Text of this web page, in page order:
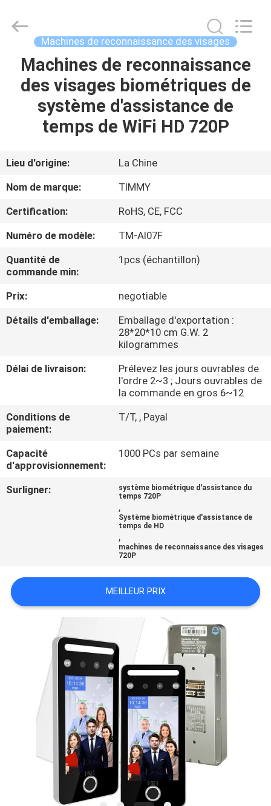
MAISON
PRODUITS
SUJET
DE
NOUS
VISITE
D'USINE
CONTRÔLE
DE
NOUVELLES
PRIVACY
Timmy
Technology
Reserved.
Machines de reconnaissance des visages
Machines de reconnaissance
des visages biométriques de
système d'assistance de
temps de WiFi HD 720P
Lieu d'origine:
La Chine
Nom de marque:
TIMMY
Certification:
RoHS, CE, FCC
Numéro de modèle:
TM-AI07F
Quantité de
commande min:
1pcs (échantillon)
Prix:
negotiable
Détails d'emballage:
Emballage d'exportation :
28*20*10 cm G.W. 2
kilogrammes
Délai de livraison:
Prélevez les jours ouvrables de
l'ordre 2~3 ; Jours ouvrables de
la commande en gros 6~12
Conditions de
paiement:
T/T, , Payal
Capacité
d'approvisionnement:
1000 PCs par semaine
Surligner:
système biométrique d'assistance du
temps 720P
,
Système biométrique d'assistance de
temps de HD
,
machines de reconnaissance des visages
720P
MEILLEUR PRIX